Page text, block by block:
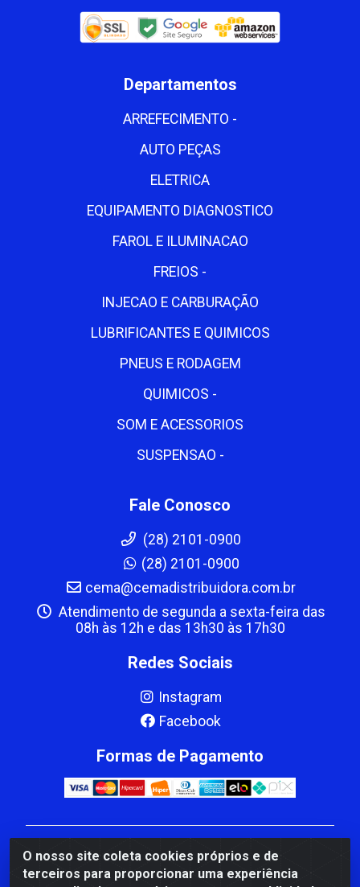
O nosso site coleta cookies próprios e de
terceiros para proporcionar uma experiência
Departamentos
ARREFECIMENTO -
AUTO PEÇAS
ELETRICA
EQUIPAMENTO DIAGNOSTICO
FAROL E ILUMINACAO
FREIOS -
INJECAO E CARBURAÇÃO
LUBRIFICANTES E QUIMICOS
PNEUS E RODAGEM
QUIMICOS -
SOM E ACESSORIOS
SUSPENSAO -
Fale Conosco
(28) 2101-0900
(28) 2101-0900
cema@cemadistribuidora.com.br
Atendimento de segunda a sexta-feira das
08h às 12h e das 13h30 às 17h30
Redes Sociais
Instagram
Facebook
Formas de Pagamento
CBP MACEDO COMERCIO PEÇAS LTDA Matriz - av
Mauro Miranda Madureira, 1249 - Coramara , Cachoeiro
de Itapemirim/ES - CEP 29.311-310 - CNPJ